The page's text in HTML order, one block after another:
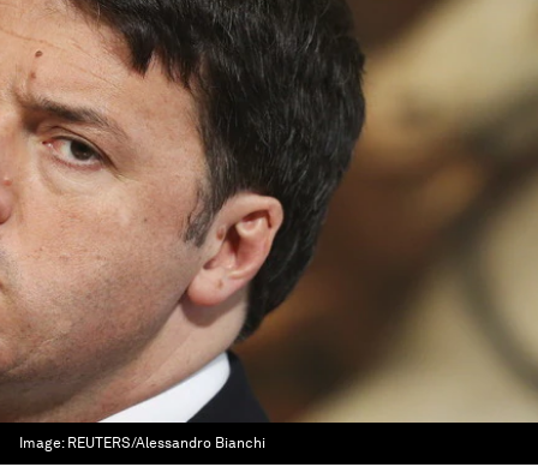
Image: REUTERS/Alessandro Bianchi